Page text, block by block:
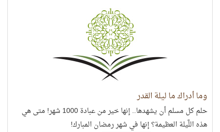
وما أدراك ما ليلة القدر
حلم كل مسلم أن يشهدها.. إنها خير من عبادة 1000 شهر! متى هي
هذه اللَّيلة العظيمة؟ إنها في شهر رمضان المبارك!